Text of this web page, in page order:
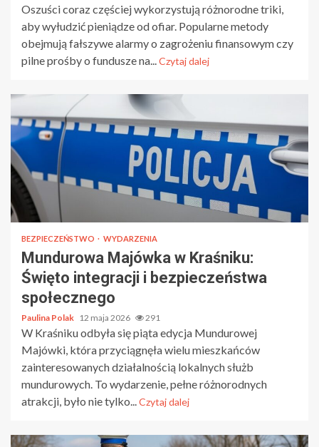
Oszuści coraz częściej wykorzystują różnorodne triki,
aby wyłudzić pieniądze od ofiar. Popularne metody
obejmują fałszywe alarmy o zagrożeniu finansowym czy
pilne prośby o fundusze na...Czytaj dalej
BEZPIECZEŃSTWO WYDARZENIA
Mundurowa Majówka w Kraśniku:
Święto integracji i bezpieczeństwa
społecznego
Paulina Polak 12 maja 2026 291
W Kraśniku odbyła się piąta edycja Mundurowej
Majówki, która przyciągnęła wielu mieszkańców
zainteresowanych działalnością lokalnych służb
mundurowych. To wydarzenie, pełne różnorodnych
atrakcji, było nie tylko...Czytaj dalej